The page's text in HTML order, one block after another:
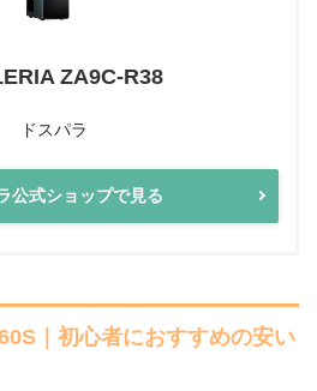
ZA9C-R38
ドスパラ
公式ショップで見る
｜初心者におすすめの安い